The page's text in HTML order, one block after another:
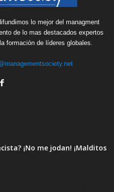
lo mejor del managment
de lo mas destacados expertos
formación de líderes globales.
¡No me jodan! ¡Malditos